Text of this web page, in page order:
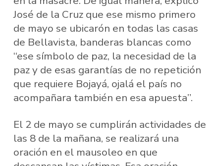
José de la Cruz que ese mismo primero
de mayo se ubicarón en todas las casas
de Bellavista, banderas blancas como
“ese símbolo de paz, la necesidad de la
paz y de esas garantías de no repetición
que requiere Bojayá, ojalá el país no
acompañara también en esa apuesta”.
El 2 de mayo se cumplirán actividades de
las 8 de la mañana, se realizará una
oración en el mausoleo en que